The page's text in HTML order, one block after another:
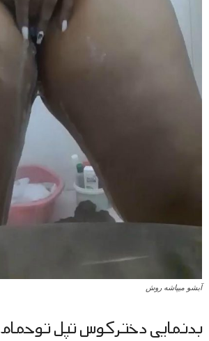
آبشو میپاشه روش
بدنمایی دخترکوس تپل توحمام